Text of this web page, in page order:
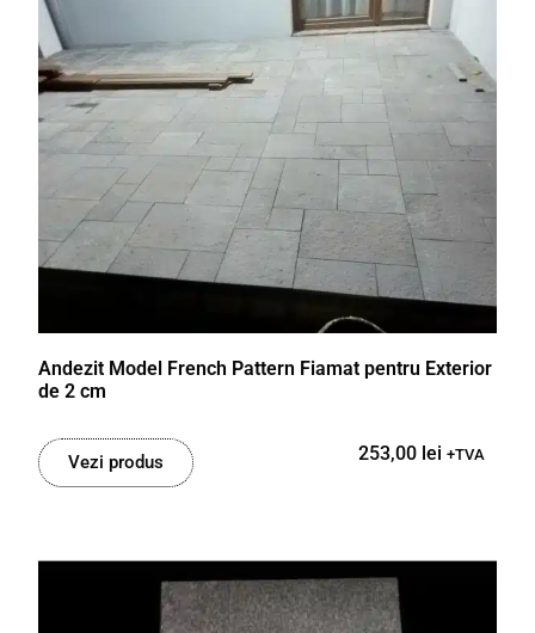
Andezit Model French Pattern Fiamat pentru Exterior
de 2 cm
Vezi produs 253,00 lei +TVA